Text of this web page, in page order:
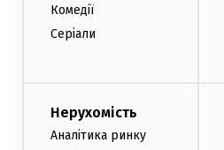
Комедії
Серіали
Нерухомість
Аналітика ринку